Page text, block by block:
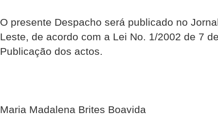
O presente Despacho será publicado no
Leste, de acordo com a Lei No. 1/2002 de 7
Publicação dos actos.
Maria Madalena Brites Boavida